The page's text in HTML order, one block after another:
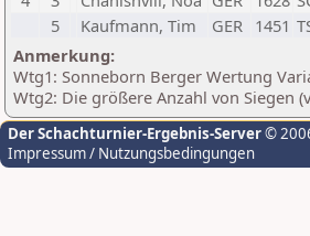
5
Kaufmann, Tim GER 1451
Anmerkung:
Wtg1: Sonneborn Berger Wertung
Wtg2: Die größere Anzahl von Siegen
Der Schachturnier-Ergebnis-Server©
Impressum / Nutzungsbedingungen